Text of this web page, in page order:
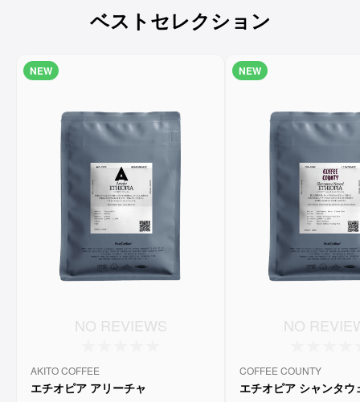
ベストセレクション
NEW
NO REVIEWS
AKITO COFFEE
エチオピア アリーチャ
NEW
NO
COFFEE COUNTY
エチオピア シャンタウ